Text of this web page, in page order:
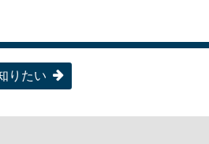
りたい